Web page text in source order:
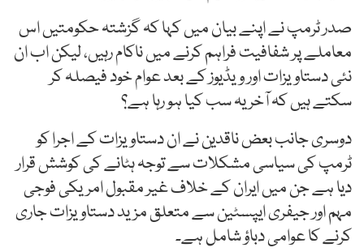
صدر ٹرمپ نے اپنے بیان میں کہا کہ گزشتہ حکومتیں اس
معاملے پر شفافیت فراہم کرنے میں ناکام رہیں، لیکن اب ان
نئی دستاویزات اور ویڈیوز کے بعد عوام خود فیصلہ کر
سکتے ہیں کہ آخر یہ سب کیا ہو رہا ہے؟
دوسری جانب بعض ناقدین نے ان دستاویزات کے اجرا کو
ٹرمپ کی سیاسی مشکلات سے توجہ ہٹانے کی کوشش قرار
دیا ہے جن میں ایران کے خلاف غیر مقبول امریکی فوجی
مہم اور جیفری ایپسٹین سے متعلق مزید دستاویزات جاری
کرنے کا عوامی دباؤ شامل ہے۔